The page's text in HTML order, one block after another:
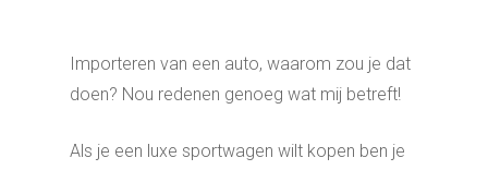
Importeren van een auto, waarom zou je dat
doen? Nou redenen genoeg wat mij betreft!
Als je een luxe sportwagen wilt kopen ben je